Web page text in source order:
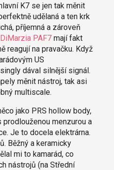
K7 se jen tak měnit
udělaná a ten krk
příjemná a zároveň
DiMarzia PAF7mají fakt
reagují na pravačku. Když
US
dával silnější signál.
měnit nástroj, tak asi
multiscale.
jako PRS hollow body,
menzurou a
Je to docela elektrárna.
Běžný a keramicky
mi to kamarád, co
nástrojů (na Střední